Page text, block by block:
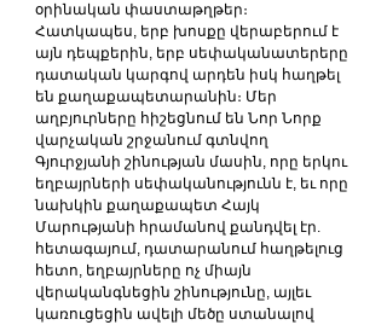
օրինական փաստաթղթեր։
Հատկապես, երբ խոսքը վերաբերում է
այն դեպքերին, երբ սեփականատերերը
դատական կարգով արդեն իսկ հաղթել
են քաղաքապետարանին։ Մեր
աղբյուրները հիշեցնում են Նոր Նորք
վարչական շրջանում գտնվող
Գյուրջյանի շինության մասին, որը երկու
եղբայրների սեփականությունն է, եւ որը
նախկին քաղաքապետ Հայկ
Մարությանի հրամանով քանդվել էր.
հետագայում, դատարանում հաղթելուց
հետո, եղբայրները ոչ միայն
վերականգնեցին շինությունը, այլեւ
կառուցեցին ավելի մեծը ստանալով